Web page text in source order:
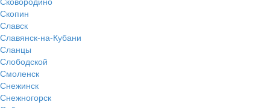
Скопин
Славск
Славянск-на-Кубани
Сланцы
Слободской
Смоленск
Снежинск
Снежногорск